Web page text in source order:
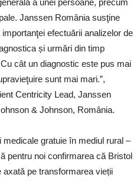
a unei persoane, precum
Janssen România susţine
efectuării analizelor de
și urmări din timp
cât un diagnostic este pus mai
sunt mai mari.”,
Centricity Lead, Janssen
& Johnson, România.
gratuie în mediul rural –
pentru noi confirmarea că Bristol
pe transformarea vieții